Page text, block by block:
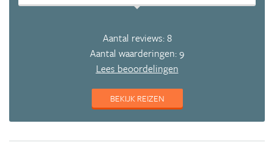
Aantal reviews: 8
Aantal waarderingen: 9
Lees beoordelingen
BEKIJK REIZEN